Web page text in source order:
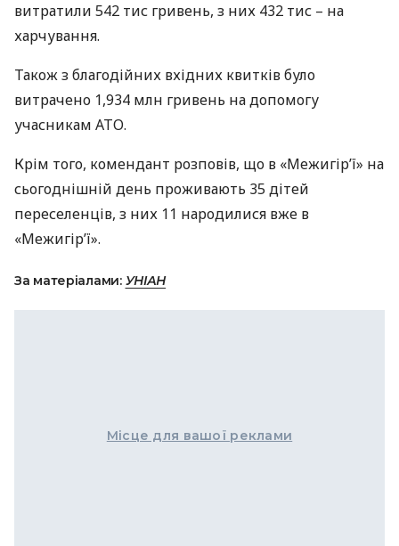
витратили 542 тис гривень, з них 432 тис – на
харчування.
Також з благодійних вхідних квитків було
витрачено 1,934 млн гривень на допомогу
учасникам АТО.
Крім того, комендант розповів, що в «Межигір’ї» на
сьогоднішній день проживають 35 дітей
переселенців, з них 11 народилися вже в
«Межигір’ї».
За матеріалами: УНІАН
Місце для вашої реклами